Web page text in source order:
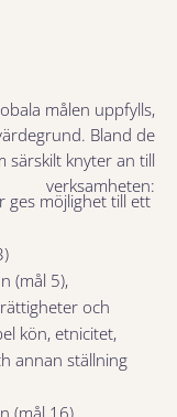
målen uppfylls,
Bland de
särskilt knyter an till
verksamheten:
ges möjlighet till ett
(mål 5),
och
kön, etnicitet,
annan ställning